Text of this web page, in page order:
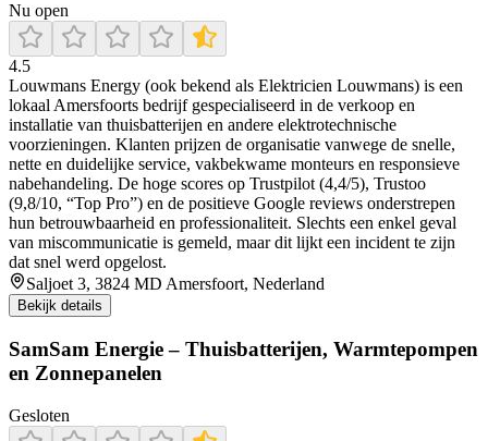
Nu open
4.5
Louwmans Energy (ook bekend als Elektricien Louwmans) is een
lokaal Amersfoorts bedrijf gespecialiseerd in de verkoop en
installatie van thuisbatterijen en andere elektrotechnische
voorzieningen. Klanten prijzen de organisatie vanwege de snelle,
nette en duidelijke service, vakbekwame monteurs en responsieve
nabehandeling. De hoge scores op Trustpilot (4,4/5), Trustoo
(9,8/10, “Top Pro”) en de positieve Google reviews onderstrepen
hun betrouwbaarheid en professionaliteit. Slechts een enkel geval
van miscommunicatie is gemeld, maar dit lijkt een incident te zijn
dat snel werd opgelost.
Saljoet 3, 3824 MD Amersfoort, Nederland
Bekijk details
SamSam Energie – Thuisbatterijen, Warmtepompen
en Zonnepanelen
Gesloten